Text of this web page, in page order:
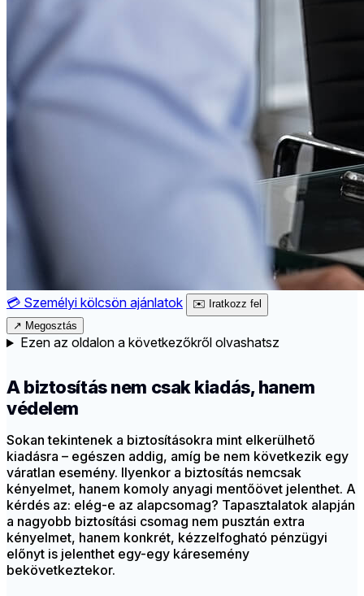
💳 Személyi kölcsön ajánlatok ✉️ Iratkozz fel
↗ Megosztás
Ezen az oldalon a következőkről olvashatsz
A biztosítás nem csak kiadás, hanem
védelem
Sokan tekintenek a biztosításokra mint elkerülhető
kiadásra – egészen addig, amíg be nem következik egy
váratlan esemény. Ilyenkor a biztosítás nemcsak
kényelmet, hanem komoly anyagi mentőövet jelenthet. A
kérdés az: elég-e az alapcsomag? Tapasztalatok alapján
a nagyobb biztosítási csomag nem pusztán extra
kényelmet, hanem konkrét, kézzelfogható pénzügyi
előnyt is jelenthet egy-egy káresemény
bekövetkeztekor.